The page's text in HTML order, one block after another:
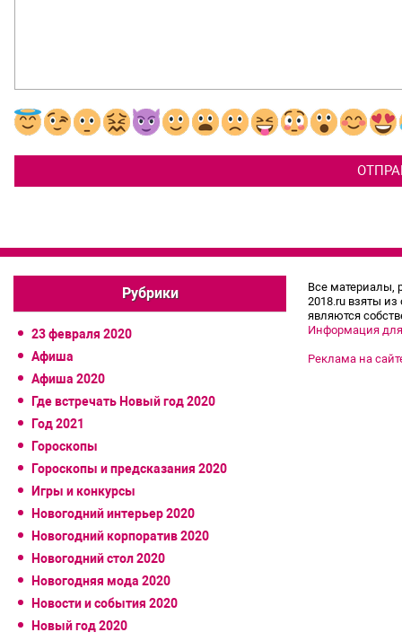
Рубрики
23 февраля 2020
Афиша
Афиша 2020
Где встречать Новый год 2020
Год 2021
Гороскопы
Гороскопы и предсказания 2020
Игры и конкурсы
Новогодний интерьер 2020
Новогодний корпоратив 2020
Новогодний стол 2020
Новогодняя мода 2020
Новости и события 2020
Новый год 2020
Все материалы,
2018.ru взяты
являются
Информация
Реклама на